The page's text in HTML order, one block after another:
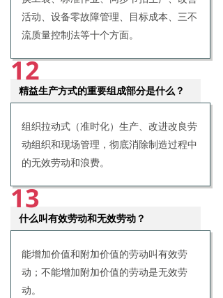
活动、设备零故障管理、目标成本、三不
流质量控制法等十个方面。
12
精益生产方式的重要组成部分是什么？
组织拉动式（准时化）生产、改进改良劳
动组织和现场管理，彻底消除制造过程中
的无效劳动和浪费。
13
什么叫有效劳动和无效劳动？
能增加价值和附加价值的劳动叫有效劳
动；不能增加附加价值的劳动是无效劳
动。